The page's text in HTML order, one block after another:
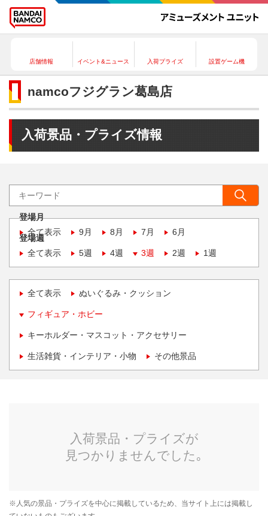
店舗情報 イベント&ニュース 入荷プライズ 設置ゲーム機
namcoフジグラン葛島店
入荷景品・プライズ情報
登場月
全て表示
9月 8月 7月 6月
登場週
全て表示
5週 4週 3週 2週 1週
全て表示 ぬいぐるみ・クッション
フィギュア・ホビー
キーホルダー・マスコット・アクセサリー
生活雑貨・インテリア・小物 その他景品